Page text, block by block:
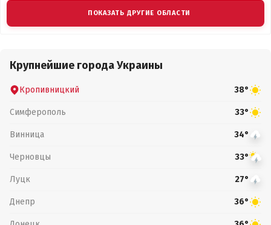
ПОКАЗАТЬ ДРУГИЕ ОБЛАСТИ
Крупнейшие города Украины
Кропивницкий 38°
Симферополь 33°
Винница 34°
Черновцы 33°
Луцк 27°
Днепр 36°